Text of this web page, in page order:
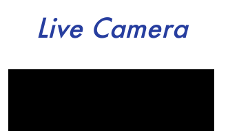
Live Camera